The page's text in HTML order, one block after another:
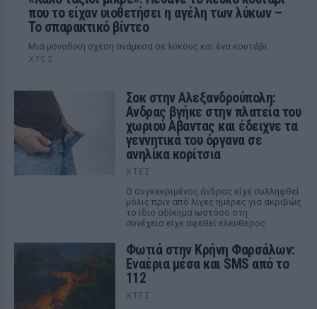
που το είχαν υιοθετήσει η αγέλη των λύκων –
Το σπαρακτικό βίντεο
Μια μοναδική σχέση ανάμεσα σε λύκους και ένα κουτάβι
ΧΤΕΣ
Σοκ στην Αλεξανδρούπολη:
Ανδρας βγήκε στην πλατεία του
χωριού Αβαντας και έδειχνε τα
γεννητικά του όργανα σε
ανηλίκα κορίτσια
ΧΤΕΣ
Ο συγκεκριμένος άνδρας είχε συλληφθεί
μόλις πριν από λίγες ημέρες για ακριβώς
το ίδιο αδίκημα ωστόσο στη
συνέχεια είχε αφεθεί ελεύθερος
Φωτιά στην Κρήνη Φαρσάλων:
Εναέρια μέσα και SMS από το
112
ΧΤΕΣ